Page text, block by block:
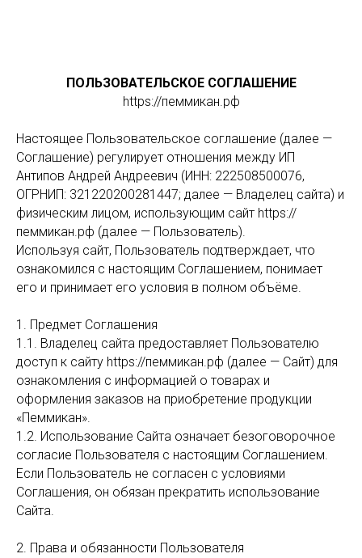
ПОЛЬЗОВАТЕЛЬСКОЕ СОГЛАШЕНИЕ
https://пеммикан.рф
Настоящее Пользовательское соглашение (далее —
Соглашение) регулирует отношения между ИП
Антипов Андрей Андреевич (ИНН: 222508500076,
ОГРНИП: 321220200281447; далее — Владелец сайта) и
физическим лицом, использующим сайт https://
пеммикан.рф (далее — Пользователь).
Используя сайт, Пользователь подтверждает, что
ознакомился с настоящим Соглашением, понимает
его и принимает его условия в полном объёме.
1. Предмет Соглашения
1.1. Владелец сайта предоставляет Пользователю
доступ к сайту https://пеммикан.рф (далее — Сайт) для
ознакомления с информацией о товарах и
оформления заказов на приобретение продукции
«Пеммикан».
1.2. Использование Сайта означает безоговорочное
согласие Пользователя с настоящим Соглашением.
Если Пользователь не согласен с условиями
Соглашения, он обязан прекратить использование
Сайта.
2. Права и обязанности Пользователя